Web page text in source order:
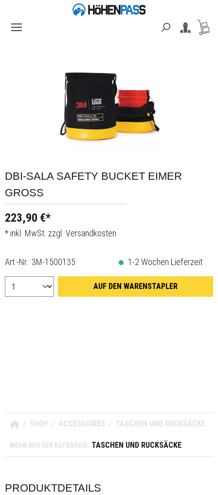
DBI-SALA SAFETY BUCKET EIMER
GROSS
223,90 €*
* inkl. MwSt. zzgl. Versandkosten
Art.-Nr.: 3M-1500135 1-2 Wochen Lieferzeit
AUF DEN WARENSTAPLER
/ SHOP / ACCESSOIRES / TASCHEN UND RUCKSÄCKE
MEHR AUS DER KATEGORIE: TASCHEN UND RUCKSÄCKE
PRODUKTDETAILS